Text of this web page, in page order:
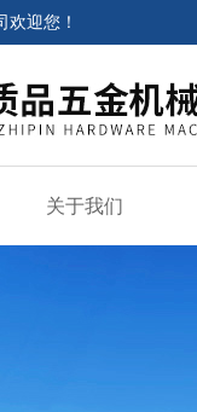
欢迎您！
关于我们